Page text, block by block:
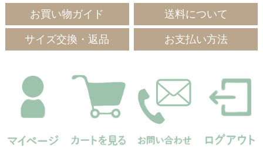
お買い物ガイド 送料について
サイズ交換・返品 お支払い方法